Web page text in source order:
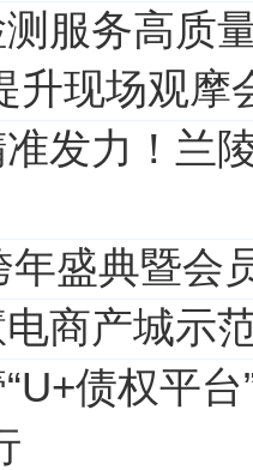
服务高质
升现场观摩
发力！兰
年盛典暨会
商产城示
债权平